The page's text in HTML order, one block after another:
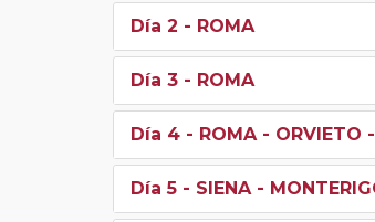
Día 2 - ROMA
Día 3 - ROMA
Día 4 - ROMA - ORVIETO
Día 5 - SIENA -